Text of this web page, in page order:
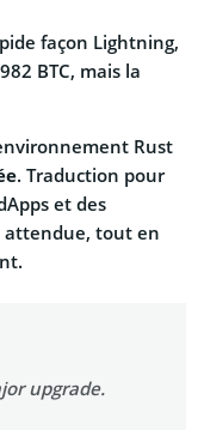
façon Lightning,
BTC, mais la
Rust
. Traduction pour
et des
attendue, tout en
upgrade.